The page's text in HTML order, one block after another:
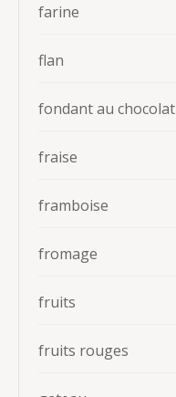
farine
flan
fondant au chocolat
fraise
framboise
fromage
fruits
fruits rouges